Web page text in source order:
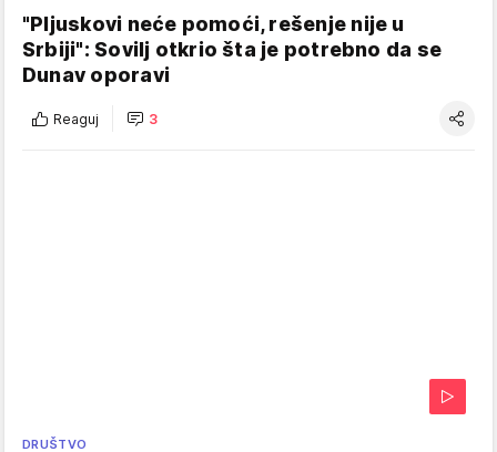
"Pljuskovi neće pomoći, rešenje nije u
Srbiji": Sovilj otkrio šta je potrebno da se
Dunav oporavi
Reaguj 3
DRUŠTVO